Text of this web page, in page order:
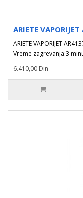
ARIETE
ARIETE VAPORIJET
Vreme zagrevanja:3
6.410,00 Din